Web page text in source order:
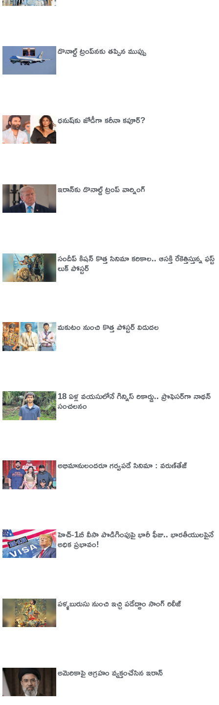
డొనాల్డ్ ట్రంప్‌నకు తప్పిన ముప్పు
ధనుష్‌కు జోడీగా కరీనా కపూర్?
ఇరాన్‌కు డొనాల్డ్ ట్రంప్ వార్నింగ్‌
సందీప్ కిషన్ కొత్త సినిమా కరికాల.. ఆసక్తి రేకెత్తిస్తున్న ఫస్ట్
లుక్ పోస్టర్
మకుటం నుంచి కొత్త పోస్టర్ విడుదల
18 ఏళ్ల వయసులోనే గిన్నిస్ రికార్డు.. ప్రొఫెసర్‌గా నాథన్
సంచలనం
అభిమానులందరూ గర్వపడే సినిమా : వరుణ్‌తేజ్‌
హెచ్‌-1బీ వీసా పొడిగింపుపై భారీ ఫీజు.. భారతీయులపైనే
అధిక ప్రభావం!
పళ్ళబురుసు నుంచి ఇచ్చి పడేద్దాం సాంగ్ రిలీజ్
అమెరికాపై ఆగ్ర‌హం వ్య‌క్తంచేసిన ఇరాన్